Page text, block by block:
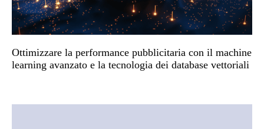
Ottimizzare la performance pubblicitaria con il machine
learning avanzato e la tecnologia dei database vettoriali